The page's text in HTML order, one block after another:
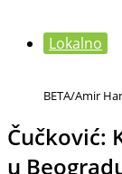
Lokalno
BETA/Amir
Čučković:
u